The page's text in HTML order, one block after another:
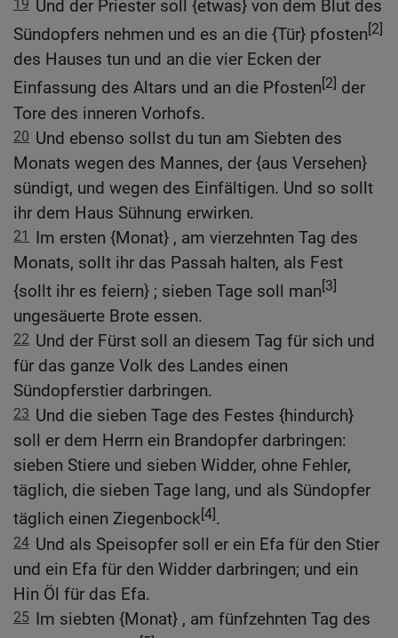
19 Und der Priester soll {etwas} von dem Blut des
Sündopfers nehmen und es an die {Tür} pfosten[2]
des Hauses tun und an die vier Ecken der
Einfassung des Altars und an die Pfosten[2] der
Tore des inneren Vorhofs.
20 Und ebenso sollst du tun am Siebten des
Monats wegen des Mannes, der {aus Versehen}
sündigt, und wegen des Einfältigen. Und so sollt
ihr dem Haus Sühnung erwirken.
21 Im ersten {Monat} , am vierzehnten Tag des
Monats, sollt ihr das Passah halten, als Fest
{sollt ihr es feiern} ; sieben Tage soll man[3]
ungesäuerte Brote essen.
22 Und der Fürst soll an diesem Tag für sich und
für das ganze Volk des Landes einen
Sündopferstier darbringen.
23 Und die sieben Tage des Festes {hindurch}
soll er dem Herrn ein Brandopfer darbringen:
sieben Stiere und sieben Widder, ohne Fehler,
täglich, die sieben Tage lang, und als Sündopfer
täglich einen Ziegenbock[4].
24 Und als Speisopfer soll er ein Efa für den Stier
und ein Efa für den Widder darbringen; und ein
Hin Öl für das Efa.
25 Im siebten {Monat} , am fünfzehnten Tag des